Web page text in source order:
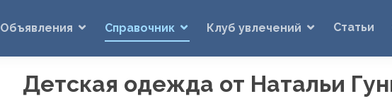
Объявления Справочник Клуб увлечений Статьи
Детская одежда от Натальи